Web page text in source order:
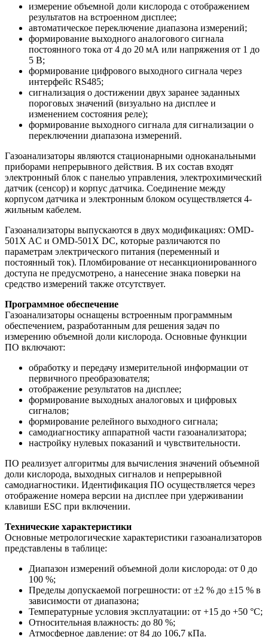
измерение объемной доли кислорода с отображением
результатов на встроенном дисплее;
автоматическое переключение диапазона измерений;
формирование выходного аналогового сигнала
постоянного тока от 4 до 20 мА или напряжения от 1 до
5 В;
формирование цифрового выходного сигнала через
интерфейс RS485;
сигнализация о достижении двух заранее заданных
пороговых значений (визуально на дисплее и
изменением состояния реле);
формирование выходного сигнала для сигнализации о
переключении диапазона измерений.
Газоанализаторы являются стационарными одноканальными
приборами непрерывного действия. В их состав входят
электронный блок с панелью управления, электрохимический
датчик (сенсор) и корпус датчика. Соединение между
корпусом датчика и электронным блоком осуществляется 4-
жильным кабелем.
Газоанализаторы выпускаются в двух модификациях: OMD-
501X AC и OMD-501X DC, которые различаются по
параметрам электрического питания (переменный и
постоянный ток). Пломбирование от несанкционированного
доступа не предусмотрено, а нанесение знака поверки на
средство измерений также отсутствует.
Программное обеспечение
Газоанализаторы оснащены встроенным программным
обеспечением, разработанным для решения задач по
измерению объемной доли кислорода. Основные функции
ПО включают:
обработку и передачу измерительной информации от
первичного преобразователя;
отображение результатов на дисплее;
формирование выходных аналоговых и цифровых
сигналов;
формирование релейного выходного сигнала;
самодиагностику аппаратной части газоанализатора;
настройку нулевых показаний и чувствительности.
ПО реализует алгоритмы для вычисления значений объемной
доли кислорода, выходных сигналов и непрерывной
самодиагностики. Идентификация ПО осуществляется через
отображение номера версии на дисплее при удерживании
клавиши ESC при включении.
Технические характеристики
Основные метрологические характеристики газоанализаторов
представлены в таблице:
Диапазон измерений объемной доли кислорода: от 0 до
100 %;
Пределы допускаемой погрешности: от ±2 % до ±15 % в
зависимости от диапазона;
Температурные условия эксплуатации: от +15 до +50 °C;
Относительная влажность: до 80 %;
Атмосферное давление: от 84 до 106,7 кПа.